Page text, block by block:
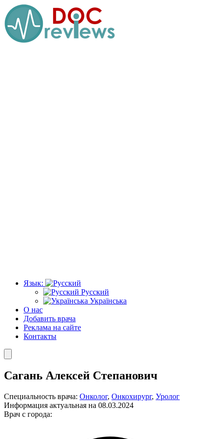
Перейти
к
содержимому
Язык:
Русский
Українська
О нас
Добавить врача
Реклама на сайте
Контакты
Сагань Алексей Степанович
Специальность врача: Онколог, Онкохирург, Уролог
Информация актуальная на 08.03.2024
Врач с города: